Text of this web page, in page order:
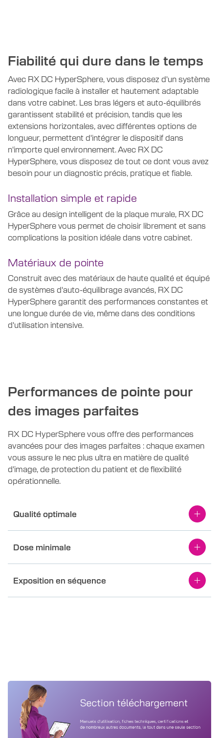
Fiabilité qui dure dans le temps
Avec RX DC HyperSphere, vous disposez d'un système
radiologique facile à installer et hautement adaptable
dans votre cabinet. Les bras légers et auto-équilibrés
garantissent stabilité et précision, tandis que les
extensions horizontales, avec différentes options de
longueur, permettent d'intégrer le dispositif dans
n'importe quel environnement. Avec RX DC
HyperSphere, vous disposez de tout ce dont vous avez
besoin pour un diagnostic précis, pratique et fiable.
Installation simple et rapide
Grâce au design intelligent de la plaque murale, RX DC
HyperSphere vous permet de choisir librement et sans
complications la position idéale dans votre cabinet.
Matériaux de pointe
Construit avec des matériaux de haute qualité et équipé
de systèmes d'auto-équilibrage avancés, RX DC
HyperSphere garantit des performances constantes et
une longue durée de vie, même dans des conditions
d'utilisation intensive.
Performances de pointe pour
des images parfaites
RX DC HyperSphere vous offre des performances
avancées pour des images parfaites :chaque examen
vous assure le nec plus ultra en matière de qualité
d'image, de protection du patient et de flexibilité
opérationnelle.
Qualité optimale
Dose minimale
Exposition en séquence